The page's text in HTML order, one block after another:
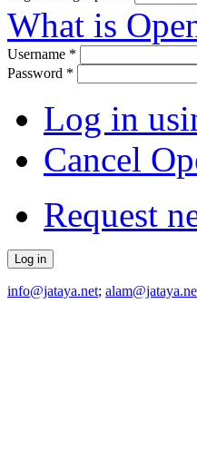
What is
Username *
Password *
Log in
Cancel
Request
info@jataya.net;